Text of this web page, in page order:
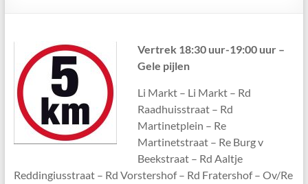
Vertrek 18:30 uur-19:00 uur –
Gele pijlen
Li Markt – Li Markt – Rd
Raadhuisstraat – Rd
Martinetplein – Re
Martinetstraat – Re Burg v
Beekstraat – Rd Aaltje
Reddingiusstraat – Rd Vorstershof – Rd Fratershof – Ov/Re